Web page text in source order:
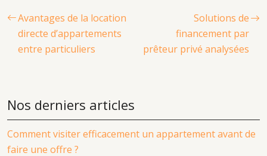
Avantages de la location
directe d’appartements
entre particuliers
Solutions de
financement par
prêteur privé analysées
Nos derniers articles
Comment visiter efficacement un appartement avant de
faire une offre ?